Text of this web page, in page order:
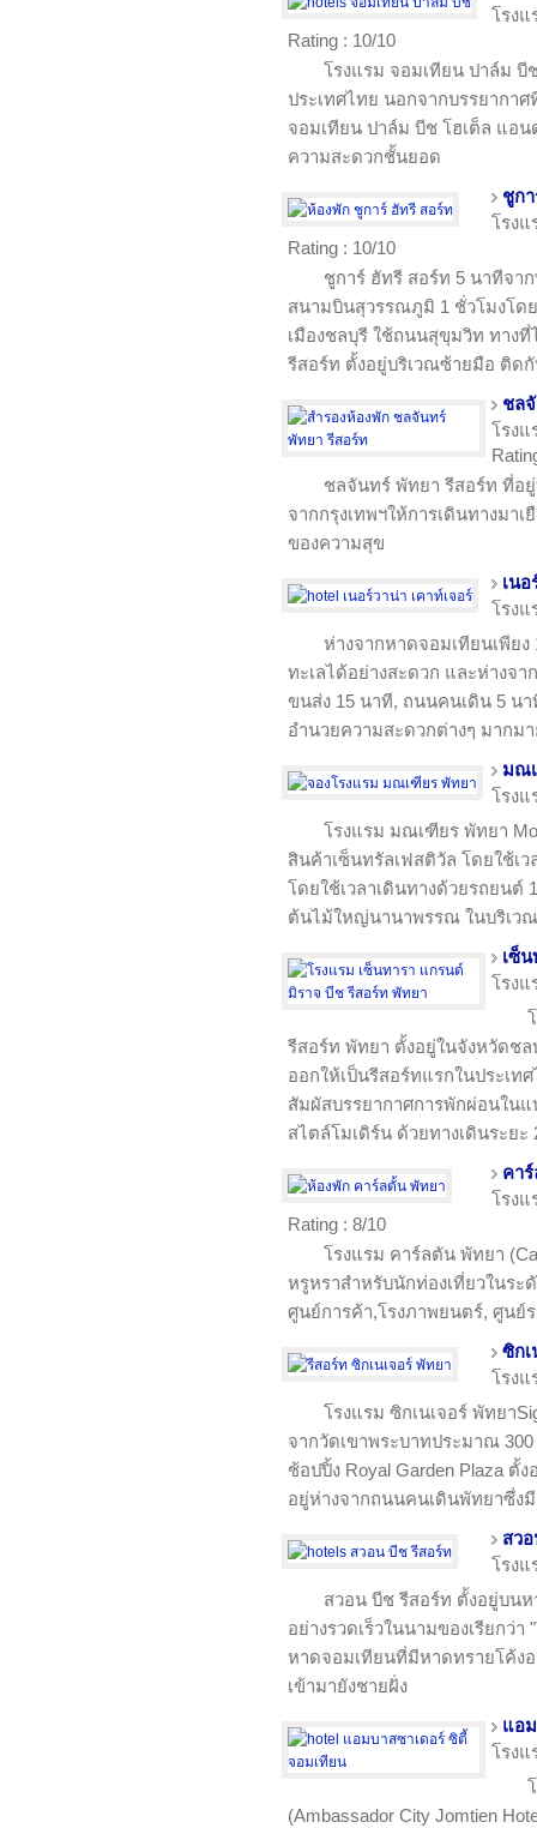
โรง
Rating : 10/10
โรงแรม จอมเทียน ปาล์ม บี
ประเทศไทย นอกจากบรรยากา
จอมเทียน ปาล์ม บีช โฮเต็ล แอ
ความสะดวกชั้นยอด
ชูก
โรง
Rating : 10/10
ชูการ์ ฮัทรี สอร์ท 5 นาทีจา
สนามบินสุวรรณภูมิ 1 ชั่วโมงโด
เมืองชลบุรี ใช้ถนนสุขุมวิท ทาง
รีสอร์ท ตั้งอยู่บริเวณซ้ายมือ ติด
ชล
โรง
ชลจันทร์ พัทยา รีสอร์ท ที่อ
จากกรุงเทพฯให้การเดินทางม
ของความสุข
เนอ
โรง
ห่างจากหาดจอมเทียนเพีย
ทะเลได้อย่างสะดวก และห่างจ
ขนส่ง 15 นาที, ถนนคนเดิน 5 น
อำนวยความสะดวกต่างๆ มากม
มณ
โรง
โรงแรม มณเฑียร พัทยา
สินค้าเซ็นทรัลเฟสติวัล โดยใช้เ
โดยใช้เวลาเดินทางด้วยรถยนต์
ต้นไม้ใหญ่นานาพรรณ ในบริเว
เซ็
โรง
รีสอร์ท พัทยา ตั้งอยู่ในจังหวัดช
ออกให้เป็นรีสอร์ทแรกในประเ
สัมผัสบรรยากาศการพักผ่อนในแ
สไตล์โมเดิร์น ด้วยทางเดินระยะ
คา
โรง
Rating : 8/10
โรงแรม คาร์ลตัน พัทยา
หรูหราสำหรับนักท่องเที่ยวในร
ศูนย์การค้า,โรงภาพยนตร์, ศูนย์
ซิกเ
โรง
โรงแรม ซิกเนเจอร์ พัทยา
จากวัดเขาพระบาทประมาณ
ช้อปปิ้ง Royal Garden Plaza ตั้
อยู่ห่างจากถนนคนเดินพัทยาซึ่งมี
สว
โรง
สวอน บีช รีสอร์ท ตั้งอยู่บน
อย่างรวดเร็วในนามของเรียกว่
หาดจอมเทียนที่มีหาดทรายโค้ง
เข้ามายังชายฝั่ง
แอ
โรง
(Ambassador City Jomtien